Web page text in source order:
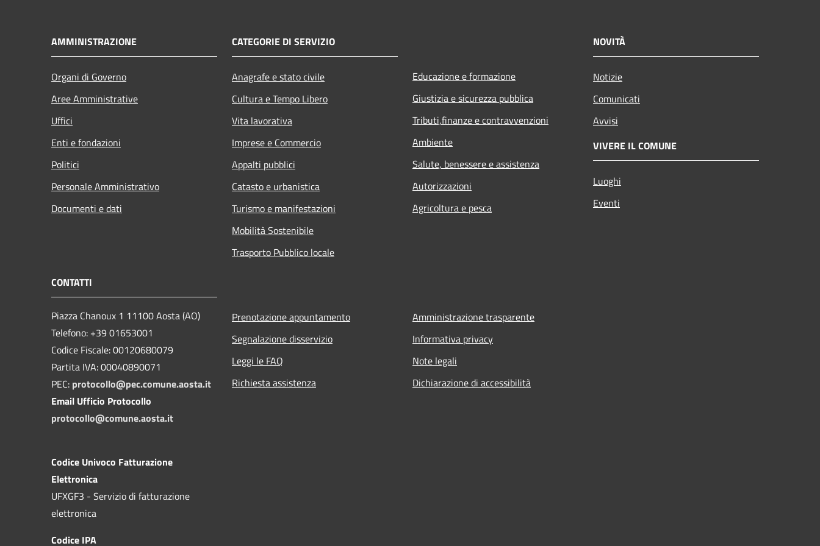
AMMINISTRAZIONE
Organi di Governo
Aree Amministrative
Uffici
Enti e fondazioni
Politici
Personale Amministrativo
Documenti e dati
CATEGORIE DI SERVIZIO
Anagrafe e stato civile
Cultura e Tempo Libero
Vita lavorativa
Imprese e Commercio
Appalti pubblici
Catasto e urbanistica
Turismo e manifestazioni
Mobilità Sostenibile
Trasporto Pubblico locale
Educazione e formazione
Giustizia e sicurezza pubblica
Tributi,finanze e contravvenzioni
Ambiente
Salute, benessere e assistenza
Autorizzazioni
Agricoltura e pesca
NOVITÀ
Notizie
Comunicati
Avvisi
VIVERE IL COMUNE
Luoghi
Eventi
CONTATTI
Piazza Chanoux 1 11100 Aosta (AO)
Telefono: +39 01653001
Codice Fiscale: 00120680079
Partita IVA: 00040890071
PEC: protocollo@pec.comune.aosta.it
Email Ufficio Protocollo
protocollo@comune.aosta.it
Codice Univoco Fatturazione
Elettronica
UFXGF3 - Servizio di fatturazione
elettronica
Codice IPA
Prenotazione appuntamento
Segnalazione disservizio
Leggi le FAQ
Richiesta assistenza
Amministrazione trasparente
Informativa privacy
Note legali
Dichiarazione di accessibilità